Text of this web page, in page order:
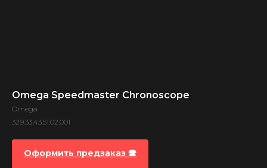
Omega Speedmaster Chronoscope
Omega
329.33.43.51.02.001
Оформить предзаказ 🕿